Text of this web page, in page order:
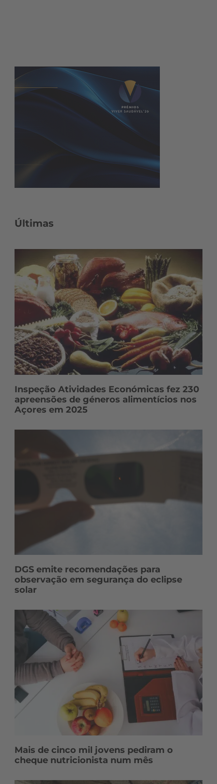
Últimas
Inspeção Atividades Económicas fez 230
apreensões de géneros alimentícios nos
Açores em 2025
DGS emite recomendações para
observação em segurança do eclipse
solar
Mais de cinco mil jovens pediram o
cheque nutricionista num mês